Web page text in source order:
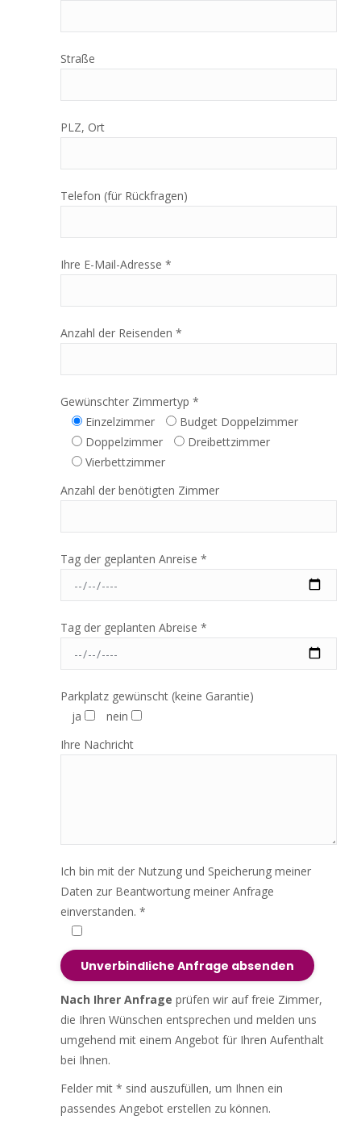
Straße
PLZ, Ort
Telefon (für Rückfragen)
Ihre E-Mail-Adresse *
Anzahl der Reisenden *
Gewünschter Zimmertyp *
Einzelzimmer
Budget Doppelzimmer
Doppelzimmer
Dreibettzimmer
Vierbettzimmer
Anzahl der benötigten Zimmer
Tag der geplanten Anreise *
Tag der geplanten Abreise *
Parkplatz gewünscht (keine Garantie)
ja
nein
Ihre Nachricht
Ich bin mit der Nutzung und Speicherung meiner
Daten zur Beantwortung meiner Anfrage
einverstanden. *
Nach Ihrer Anfrage prüfen wir auf freie Zimmer,
die Ihren Wünschen entsprechen und melden uns
umgehend mit einem Angebot für Ihren Aufenthalt
bei Ihnen.
Felder mit * sind auszufüllen, um Ihnen ein
passendes Angebot erstellen zu können.